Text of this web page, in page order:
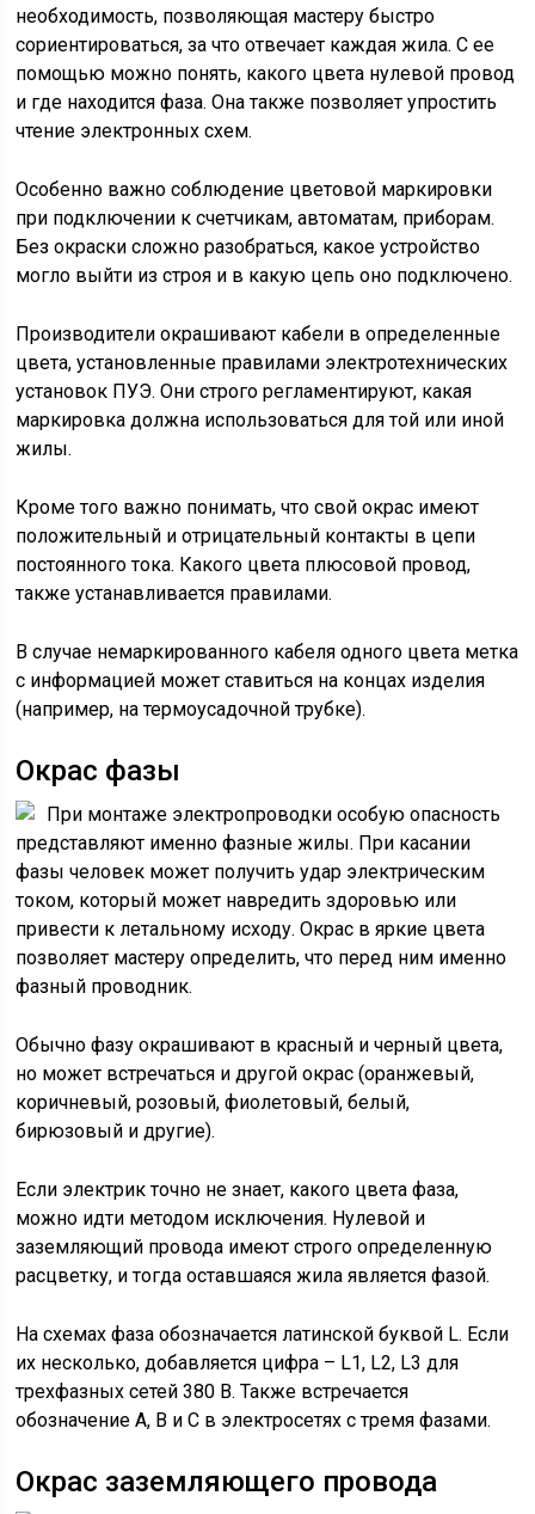
необходимость, позволяющая мастеру быстро
сориентироваться, за что отвечает каждая жила. С ее
помощью можно понять, какого цвета нулевой провод
и где находится фаза. Она также позволяет упростить
чтение электронных схем.
Особенно важно соблюдение цветовой маркировки
при подключении к счетчикам, автоматам, приборам.
Без окраски сложно разобраться, какое устройство
могло выйти из строя и в какую цепь оно подключено.
Производители окрашивают кабели в определенные
цвета, установленные правилами электротехнических
установок ПУЭ. Они строго регламентируют, какая
маркировка должна использоваться для той или иной
жилы.
Кроме того важно понимать, что свой окрас имеют
положительный и отрицательный контакты в цепи
постоянного тока. Какого цвета плюсовой провод,
также устанавливается правилами.
В случае немаркированного кабеля одного цвета метка
с информацией может ставиться на концах изделия
(например, на термоусадочной трубке).
Окрас фазы
При монтаже электропроводки особую опасность
представляют именно фазные жилы. При касании
фазы человек может получить удар электрическим
током, который может навредить здоровью или
привести к летальному исходу. Окрас в яркие цвета
позволяет мастеру определить, что перед ним именно
фазный проводник.
Обычно фазу окрашивают в красный и черный цвета,
но может встречаться и другой окрас (оранжевый,
коричневый, розовый, фиолетовый, белый,
бирюзовый и другие).
Если электрик точно не знает, какого цвета фаза,
можно идти методом исключения. Нулевой и
заземляющий провода имеют строго определенную
расцветку, и тогда оставшаяся жила является фазой.
На схемах фаза обозначается латинской буквой L. Если
их несколько, добавляется цифра – L1, L2, L3 для
трехфазных сетей 380 В. Также встречается
обозначение А, В и С в электросетях с тремя фазами.
Окрас заземляющего провода